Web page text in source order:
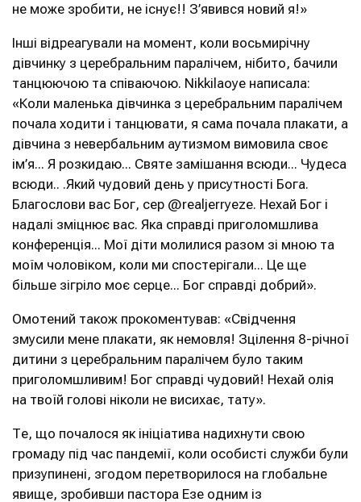
не може зробити, не існує!! З’явився новий я!»
Інші відреагували на момент, коли восьмирічну
дівчинку з церебральним паралічем, нібито, бачили
танцюючою та співаючою. Nikkilaoye написала:
«Коли маленька дівчинка з церебральним паралічем
почала ходити і танцювати, я сама почала плакати, а
дівчина з невербальним аутизмом вимовила своє
ім’я... Я розкидаю... Святе замішання всюди... Чудеса
всюди.. .Який чудовий день у присутності Бога.
Благослови вас Бог, сер @realjerryeze. Нехай Бог і
надалі зміцнює вас. Яка справді приголомшлива
конференція... Мої діти молилися разом зі мною та
моїм чоловіком, коли ми спостерігали... Це ще
більше зігріло моє серце... Бог справді добрий».
Омотений також прокоментував: «Свідчення
змусили мене плакати, як немовля! Зцілення 8-річної
дитини з церебральним паралічем було таким
приголомшливим! Бог справді чудовий! Нехай олія
на твоїй голові ніколи не висихає, тату».
Те, що почалося як ініціатива надихнути свою
громаду під час пандемії, коли особисті служби були
призупинені, згодом перетворилося на глобальне
явище, зробивши пастора Езе одним із